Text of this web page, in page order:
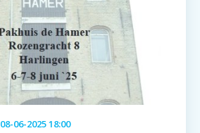
08-06-2025 18:00